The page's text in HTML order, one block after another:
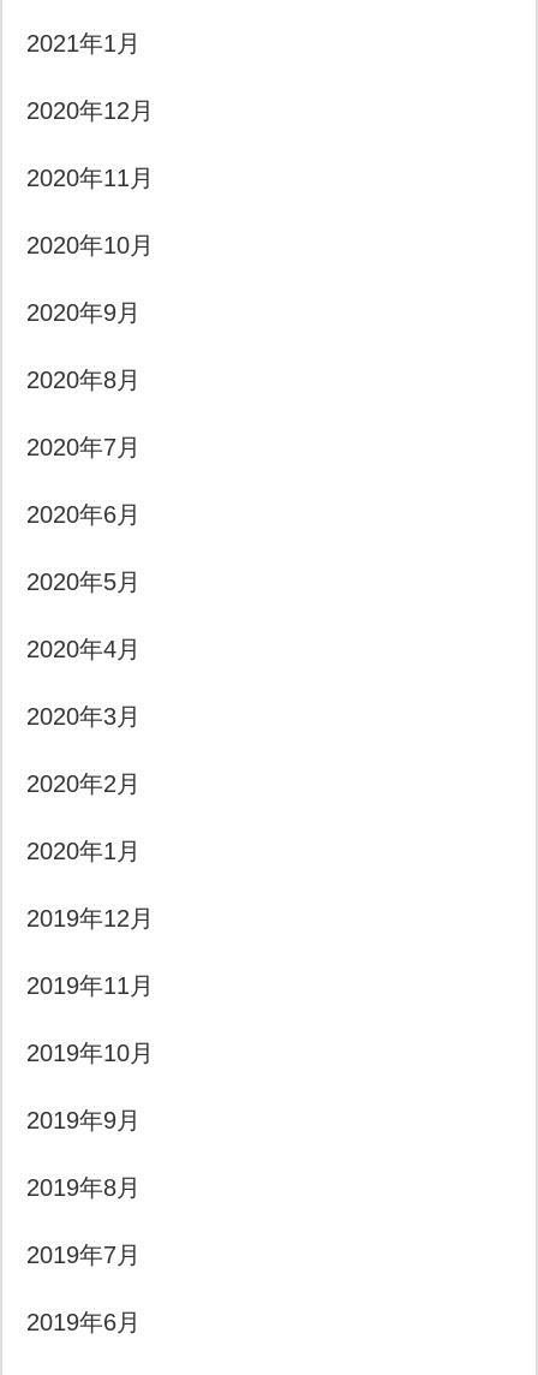
2021年1月
2020年12月
2020年11月
2020年10月
2020年9月
2020年8月
2020年7月
2020年6月
2020年5月
2020年4月
2020年3月
2020年2月
2020年1月
2019年12月
2019年11月
2019年10月
2019年9月
2019年8月
2019年7月
2019年6月